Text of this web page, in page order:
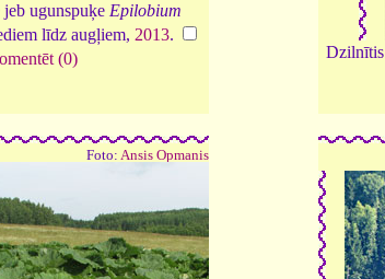
jeb ugunspuķe Epilobium
līdz augļiem, 2013.
(0)
Dzilnītis
Foto: Ansis Opmanis